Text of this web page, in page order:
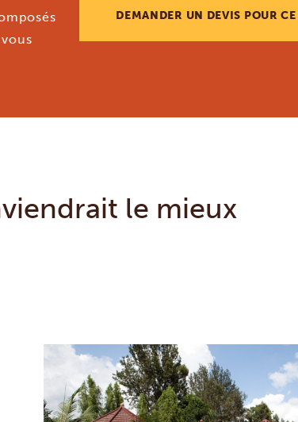
DEMANDER UN DEVIS POUR CE
le mieux